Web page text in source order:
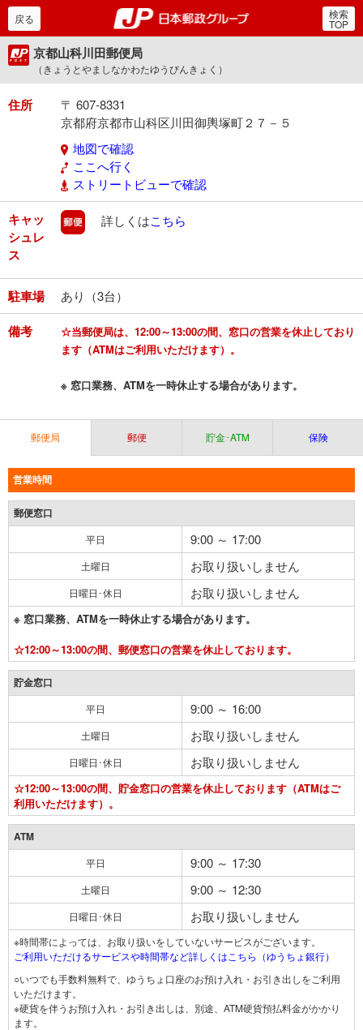
郵便局・日本郵政グルー
戻る 検索
TOP
京都山科川田郵便局
（きょうとやましなかわたゆうびんきょく）
住所
〒 607-8331
京都府京都市山科区川田御輿塚町２７－５
地図で確認
ここへ行く
ストリートビューで確認
キャッ
シュレ
ス
郵便
詳しくはこちら
駐車場 あり（3台）
備考
☆当郵便局は、12:00～13:00の間、窓口の営業を休止しており
ます（ATMはご利用いただけます）。
※ 窓口業務、ATMを一時休止する場合があります。
郵便局 郵便 貯金･ATM 保険
営業時間
郵便窓口
平日 9:00 ～ 17:00
土曜日 お取り扱いしません
日曜日･休日 お取り扱いしません
※ 窓口業務、ATMを一時休止する場合があります。
☆12:00～13:00の間、郵便窓口の営業を休止しております。
貯金窓口
平日 9:00 ～ 16:00
土曜日 お取り扱いしません
日曜日･休日 お取り扱いしません
☆12:00～13:00の間、貯金窓口の営業を休止しております（ATMはご
利用いただけます）。
ATM
平日 9:00 ～ 17:30
土曜日 9:00 ～ 12:30
日曜日･休日 お取り扱いしません
※時間帯によっては、お取り扱いをしていないサービスがございます。
ご利用いただけるサービスや時間帯など詳しくはこちら（ゆうちょ銀行）
○いつでも手数料無料で、ゆうちょ口座のお預け入れ・お引き出しをご利用
いただけます。
※硬貨を伴うお預け入れ・お引き出しは、別途、ATM硬貨預払料金がかかり
ます。